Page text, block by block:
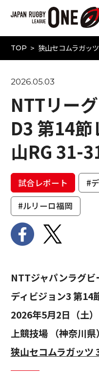
TOP 狭山セコムラガッ
2026.05.03
NTTリー
D3 第14
山RG 31-
試合レポート
#
#ルリーロ福岡
NTTジャパンラグ
ディビジョン3 第14
2026年5月2日（土
上競技場 （神奈川県）
狭山セコムラガッツ